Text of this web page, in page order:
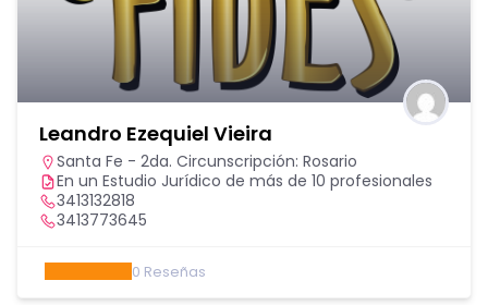
Leandro Ezequiel Vieira
Santa Fe - 2da. Circunscripción: Rosario
En un Estudio Jurídico de más de 10 profesionales
3413132818
3413773645
0 Reseñas